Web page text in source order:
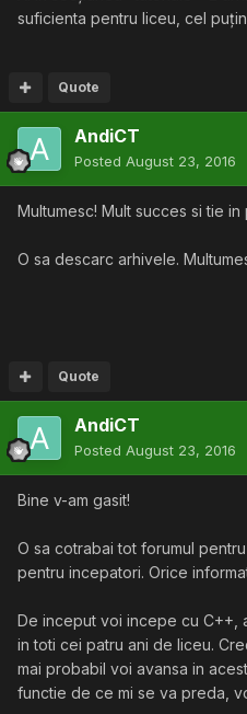
suficienta pentru liceu, cel
Quote
AndiCT
Posted August 23, 2016
Multumesc! Mult succes si tie in
O sa descarc arhivele.
Quote
AndiCT
Posted August 23, 2016
Bine v-am gasit!
O sa cotrabai tot forumul
pentru incepatori. Orice
De inceput voi incepe cu C++,
in toti cei patru ani de liceu.
mai probabil voi avansa in
functie de ce mi se va preda,